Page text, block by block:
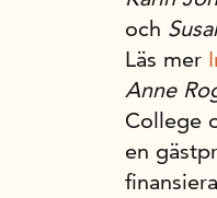
och
Läs mer
Anne
College
en